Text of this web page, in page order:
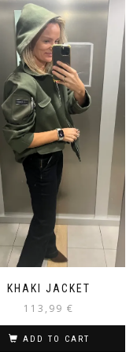
KHAKI JACKET
113,99 €
ADD TO CART